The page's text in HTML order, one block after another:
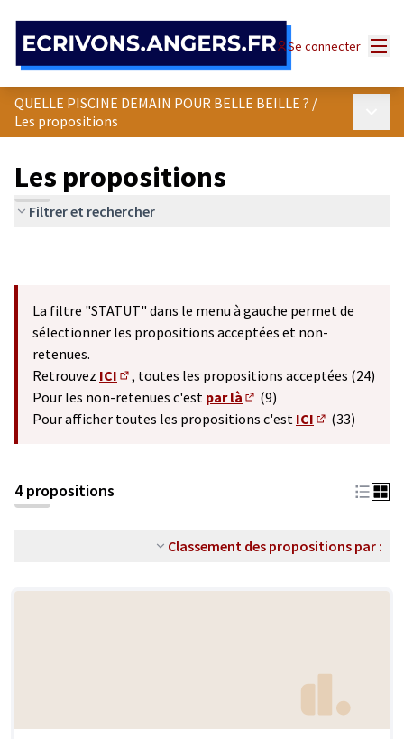
Se connecter
QUELLE PISCINE DEMAIN POUR BELLE BEILLE ? /
Les propositions
Les propositions
Filtrer et rechercher
La filtre "STATUT" dans le menu à gauche permet de
sélectionner les propositions acceptées et non-
retenues.
Retrouvez ICI
(S'ouvre dans un nouvel onglet)
, toutes les propositions acceptées (24)
Pour les non-retenues c'est par là
(S'ouvre dans un nouvel
(9)
Pour afficher toutes les propositions c'est ICI
(33)
4 propositions
Classement des propositions par :